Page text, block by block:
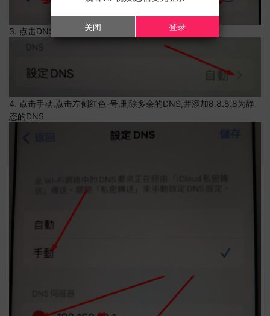
3. 点击DNS设置
4. 点击手动,点击左侧红色-号,删除多余的DNS,并添加8.8.8.8为静
态的DNS
关闭 登录